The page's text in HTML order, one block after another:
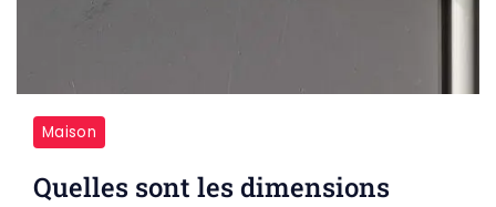
Maison
Quelles sont les dimensions